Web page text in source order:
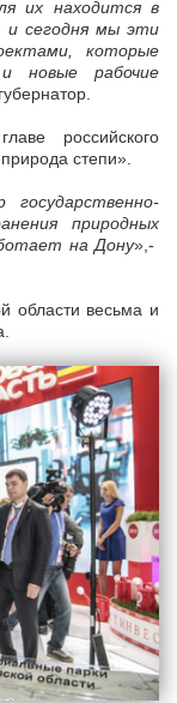
их находится в
и сегодня мы эти
которые
новые рабочие
российского
степи».
природных
на Дону»,-
области весьма и